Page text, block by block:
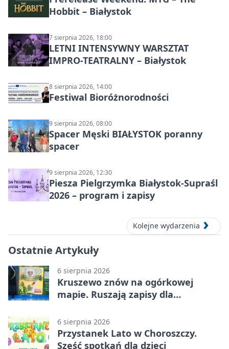
Hobbit – Białystok
7 sierpnia 2026, 18:00
LETNI INTENSYWNY WARSZTAT
IMPRO-TEATRALNY – Białystok
8 sierpnia 2026, 14:00
Festiwal Bioróżnorodności
9 sierpnia 2026, 08:00
Spacer Męski BIAŁYSTOK poranny
spacer
9 sierpnia 2026, 12:30
Piesza Pielgrzymka Białystok-Supraśl
2026 – program i zapisy
Kolejne wydarzenia
Ostatnie Artykuły
6 sierpnia 2026
Kruszewo znów na ogórkowej
mapie. Ruszają zapisy dla
6 sierpnia 2026
Przystanek Lato w Choroszczy.
Sześć spotkań dla dzieci